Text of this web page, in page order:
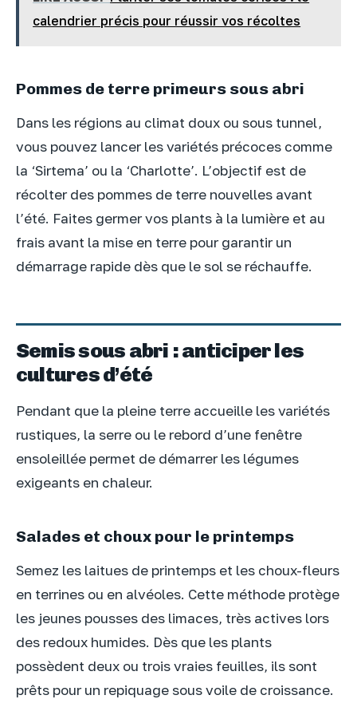
calendrier précis pour réussir vos récoltes
Pommes de terre primeurs sous abri
Dans les régions au climat doux ou sous tunnel,
vous pouvez lancer les variétés précoces comme
la ‘Sirtema’ ou la ‘Charlotte’. L’objectif est de
récolter des pommes de terre nouvelles avant
l’été. Faites germer vos plants à la lumière et au
frais avant la mise en terre pour garantir un
démarrage rapide dès que le sol se réchauffe.
Semis sous abri : anticiper les
cultures d’été
Pendant que la pleine terre accueille les variétés
rustiques, la serre ou le rebord d’une fenêtre
ensoleillée permet de démarrer les légumes
exigeants en chaleur.
Salades et choux pour le printemps
Semez les laitues de printemps et les choux-fleurs
en terrines ou en alvéoles. Cette méthode protège
les jeunes pousses des limaces, très actives lors
des redoux humides. Dès que les plants
possèdent deux ou trois vraies feuilles, ils sont
prêts pour un repiquage sous voile de croissance.